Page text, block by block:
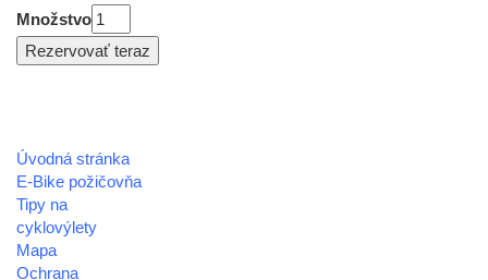
Množstvo
Úvodná stránka
E-Bike požičovňa
Tipy na
cyklovýlety
Mapa
Ochrana